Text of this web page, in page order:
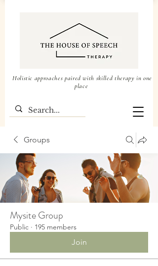
Holistic approaches paired with skilled therapy in one
place
Groups
Mysite Group
Public · 195 members
Join